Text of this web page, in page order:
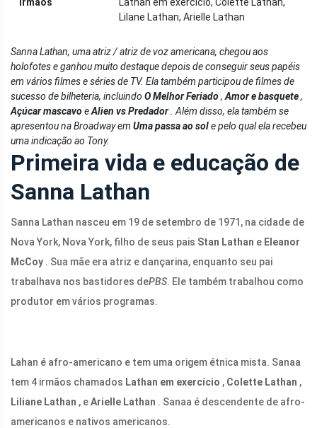
Lilane Lathan, Arielle Lathan
Sanna Lathan, uma atriz / atriz de voz americana, chegou aos
holofotes e ganhou muito destaque depois de conseguir seus papéis
em vários filmes e séries de TV. Ela também participou de filmes de
sucesso de bilheteria, incluindo O Melhor Feriado, Amor e basquete,
Açúcar mascavoeAlien vs Predador . Além disso, ela também se
apresentou na Broadway em Uma passa ao sole pelo qual ela recebeu
uma indicação ao Tony.
Primeira vida e educação de
Sanna Lathan
Sanna Lathan nasceu em 19 de setembro de 1971, na cidade de
Nova York, Nova York, filho de seus pais Stan Lathan e Eleanor
McCoy . Sua mãe era atriz e dançarina, enquanto seu pai
trabalhava nos bastidores dePBS. Ele também trabalhou como
produtor em vários programas.
Lahan é afro-americano e tem uma origem étnica mista. Sanaa
tem 4 irmãos chamados Lathan em exercício , Colette Lathan ,
Liliane Lathan , eArielle Lathan . Sanaa é descendente de afro-
americanos e nativos americanos.